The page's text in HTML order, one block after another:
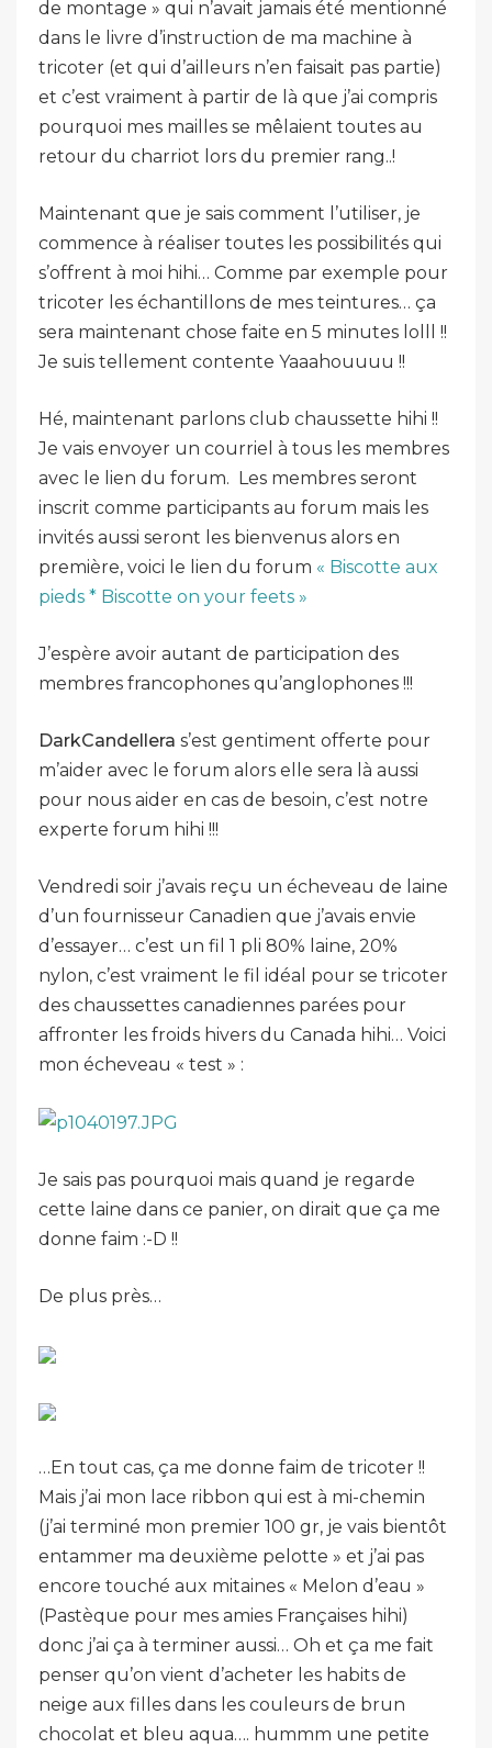
de montage » qui n’avait jamais été mentionné
dans le livre d’instruction de ma machine à
tricoter (et qui d’ailleurs n’en faisait pas partie)
et c’est vraiment à partir de là que j’ai compris
pourquoi mes mailles se mêlaient toutes au
retour du charriot lors du premier rang..!
Maintenant que je sais comment l’utiliser, je
commence à réaliser toutes les possibilités qui
s’offrent à moi hihi… Comme par exemple pour
tricoter les échantillons de mes teintures… ça
sera maintenant chose faite en 5 minutes lolll !!
Je suis tellement contente Yaaahouuuu !!
Hé, maintenant parlons club chaussette hihi !!
Je vais envoyer un courriel à tous les membres
avec le lien du forum. Les membres seront
inscrit comme participants au forum mais les
invités aussi seront les bienvenus alors en
première, voici le lien du forum « Biscotte aux
pieds * Biscotte on your feets »
J’espère avoir autant de participation des
membres francophones qu’anglophones !!!
DarkCandellera s’est gentiment offerte pour
m’aider avec le forum alors elle sera là aussi
pour nous aider en cas de besoin, c’est notre
experte forum hihi !!!
Vendredi soir j’avais reçu un écheveau de laine
d’un fournisseur Canadien que j’avais envie
d’essayer… c’est un fil 1 pli 80% laine, 20%
nylon, c’est vraiment le fil idéal pour se tricoter
des chaussettes canadiennes parées pour
affronter les froids hivers du Canada hihi… Voici
mon écheveau « test » :
Je sais pas pourquoi mais quand je regarde
cette laine dans ce panier, on dirait que ça me
donne faim :-D !!
De plus près…
…En tout cas, ça me donne faim de tricoter !!
Mais j’ai mon lace ribbon qui est à mi-chemin
(j’ai terminé mon premier 100 gr, je vais bientôt
entammer ma deuxième pelotte » et j’ai pas
encore touché aux mitaines « Melon d’eau »
(Pastèque pour mes amies Françaises hihi)
donc j’ai ça à terminer aussi… Oh et ça me fait
penser qu’on vient d’acheter les habits de
neige aux filles dans les couleurs de brun
chocolat et bleu aqua…. hummm une petite